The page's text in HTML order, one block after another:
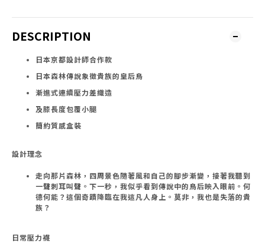
DESCRIPTION
日本京都設計師合作款
日本森林傳說象徵貴族的皇后鳥
漸進式連續壓力差織造
及膝長度包覆小腿
簡約質感盒裝
設計理念
走向那片森林，四周景色隨著風和自己的腳步漸變，接著我聽到
一聲刺耳叫聲。下一秒，我似乎看到傳說中的鳥后映入眼前。何
德何能？這個奇蹟降臨在我這凡人身上。莫非，我也是失落的貴
族？
日常壓力襪